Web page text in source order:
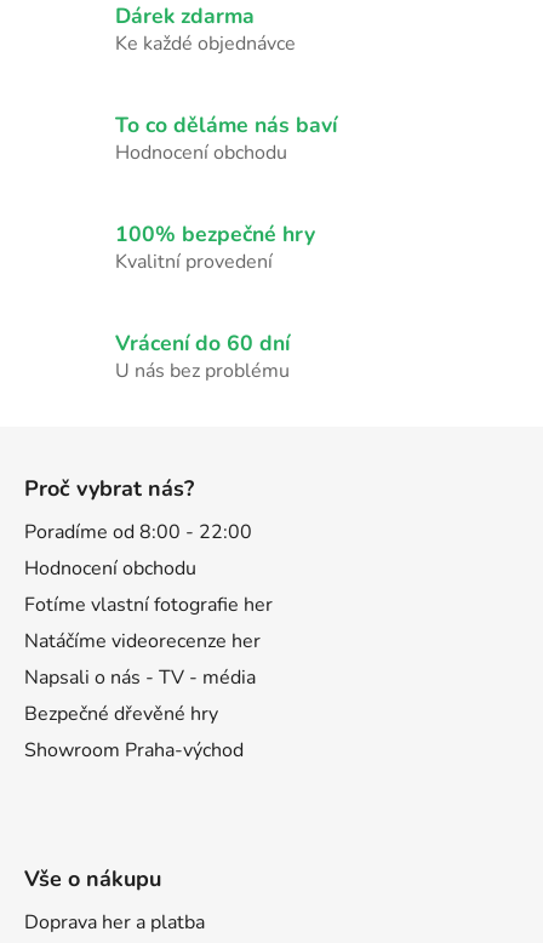
d
í
p
k
y
p
i
Dárek zdarma
Ke každé objednávce
To co děláme nás baví
Hodnocení obchodu
100% bezpečné hry
Kvalitní provedení
Vrácení do 60 dní
U nás bez problému
Proč vybrat nás?
Poradíme od 8:00 - 22:00
Hodnocení obchodu
Fotíme vlastní fotografie her
Natáčíme videorecenze her
Napsali o nás - TV - média
Bezpečné dřevěné hry
Showroom Praha-východ
Vše o nákupu
Doprava her a platba